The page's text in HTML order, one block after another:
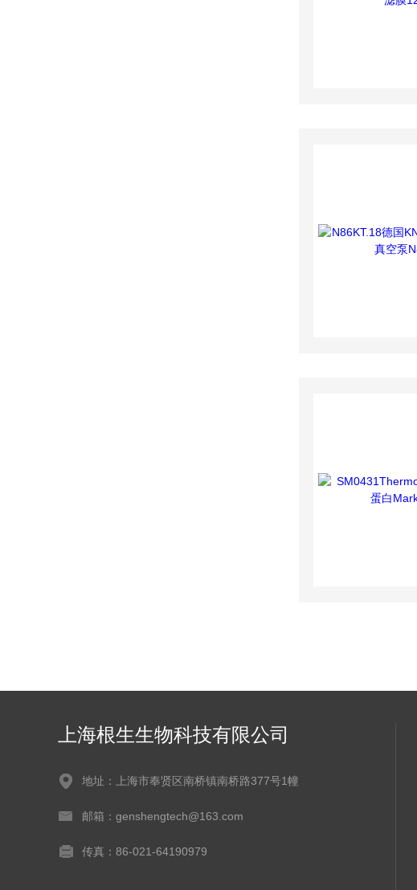
上海根生生物科技有限公司
地址：上海市奉贤区南桥镇南桥路377号1幢
邮箱：genshengtech@163.com
传真：86-021-64190979